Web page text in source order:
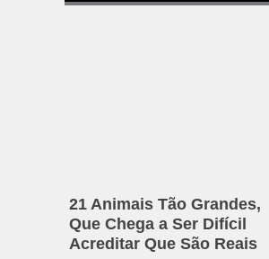
21 Animais Tão Grandes,
Que Chega a Ser Difícil
Acreditar Que São Reais